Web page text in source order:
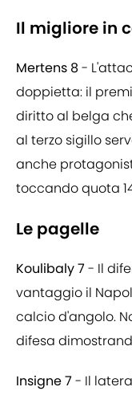
Il migliore in
Mertens 8 -
doppietta: il
diritto al belga
al terzo sigillo
anche
toccando quota
Le pagelle
Koulibaly 7 - Il
vantaggio il
calcio d'angolo.
difesa
Insigne 7 - Il